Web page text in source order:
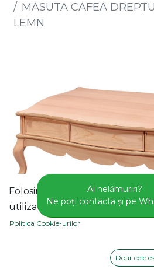
MASUTA CAFEA
LEMN
Folosim cookie-uri pentru a
utilizator mai bună pe acest
Politica Cookie-urilor
Doar cele
Ai nelămuriri?
Ne poți contacta și pe